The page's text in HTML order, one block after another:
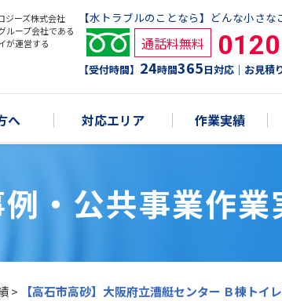
ジーズ株式会社
ループ会社である
が運営する
【水トラブルのことなら】どんな小さ
通話料無料 0120
【受付時間】 24時間365日対応｜お見積
へ 対応エリア 作業実績
・公共事業作業
> 【高石市高砂】大阪府立漕艇センター Ｂ棟トイ